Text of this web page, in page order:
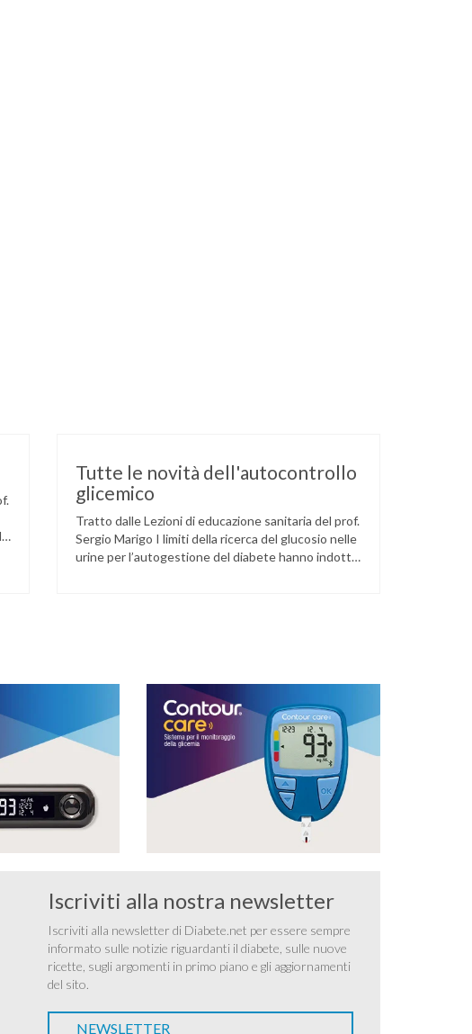
Tutte le novità dell'autocontrollo
glicemico
Tratto dalle Lezioni di educazione sanitaria del prof.
Sergio Marigo I limiti della ricerca del glucosio nelle
urine per l’autogestione del diabete hanno indotto
Iscriviti alla nostra newsletter
Iscriviti alla newsletter di Diabete.net per essere sempre
informato sulle notizie riguardanti il diabete, sulle nuove
ricette, sugli argomenti in primo piano e gli aggiornamenti
del sito.
NEWSLETTER